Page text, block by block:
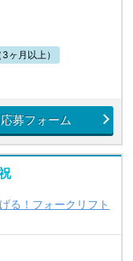
ヶ月以上）
応募フォーム
る！フォークリフト